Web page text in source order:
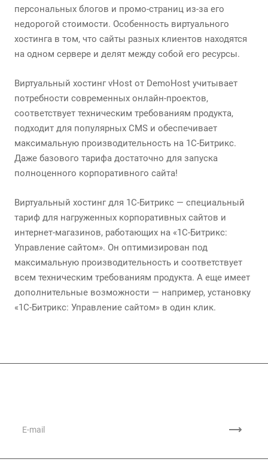
персональных блогов и промо-страниц из-за его
недорогой стоимости. Особенность виртуального
хостинга в том, что сайты разных клиентов находятся
на одном сервере и делят между собой его ресурсы.
Виртуальный хостинг vHost от DemoHost учитывает
потребности современных онлайн-проектов,
соответствует техническим требованиям продукта,
подходит для популярных CMS и обеспечивает
максимальную производительность на 1С-Битрикс.
Даже базового тарифа достаточно для запуска
полноценного корпоративного сайта!
Виртуальный хостинг для 1С-Битрикс — специальный
тариф для нагруженных корпоративных сайтов и
интернет-магазинов, работающих на «1С-Битрикс:
Управление сайтом». Он оптимизирован под
максимальную производительность и соответствует
всем техническим требованиям продукта. А еще имеет
дополнительные возможности — например, установку
«1С-Битрикс: Управление сайтом» в один клик.